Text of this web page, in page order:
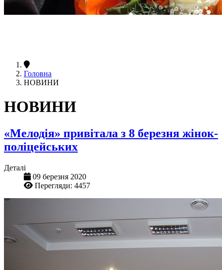
Головна
НОВИНИ
НОВИНИ
«Мелодія» привітала з 8 березня жінок-
поліцейських
Деталі
09 березня 2020
Перегляди: 4457